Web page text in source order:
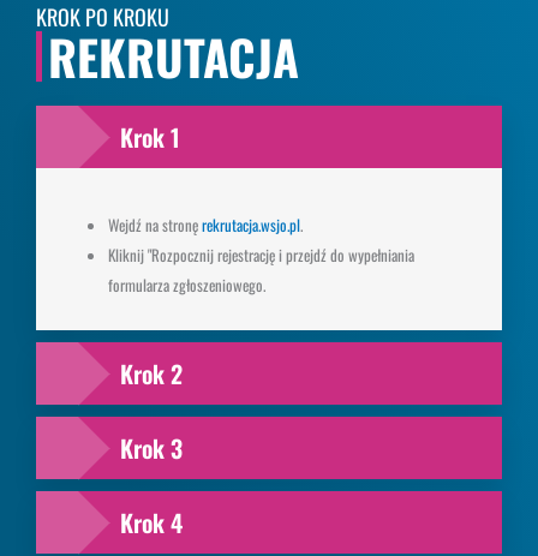
KROK PO KROKU
REKRUTACJA
Krok 1
Wejdź na stronęrekrutacja.wsjo.pl.
Kliknij "Rozpocznij rejestrację i przejdź do wypełniania
formularza zgłoszeniowego.
Krok 2
Krok 3
Krok 4